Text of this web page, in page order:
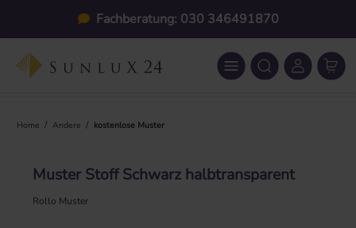
Zum Hauptinhalt springenFachberatung: 030 346491870
Home / Andere / kostenlose Muster
Muster Stoff Schwarz halbtransparent
Rollo Muster